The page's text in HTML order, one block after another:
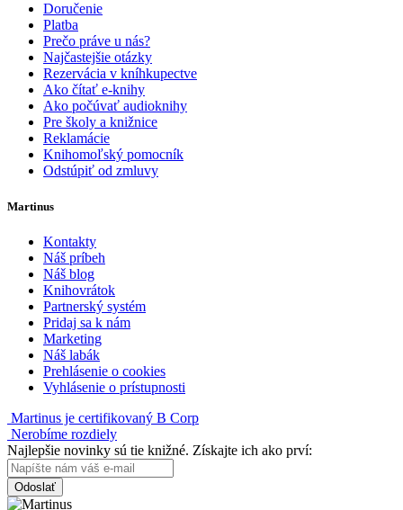
Doručenie
Platba
Prečo práve u nás?
Najčastejšie otázky
Rezervácia v kníhkupectve
Ako čítať e-knihy
Ako počúvať audioknihy
Pre školy a knižnice
Reklamácie
Knihomoľský pomocník
Odstúpiť od zmluvy
Martinus
Kontakty
Náš príbeh
Náš blog
Knihovrátok
Partnerský systém
Pridaj sa k nám
Marketing
Náš labák
Prehlásenie o cookies
Vyhlásenie o prístupnosti
Martinus je certifikovaný B Corp
Nerobíme rozdiely
Najlepšie novinky sú tie knižné. Získajte ich ako prví:
Odoslať